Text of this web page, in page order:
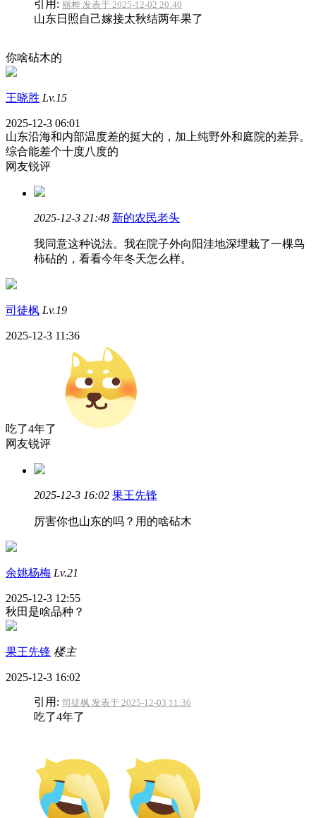
引用: 丽桦 发表于 2025-12-02 20:40
山东日照自己嫁接太秋结两年果了
你啥砧木的
王晓胜 Lv.15
2025-12-3 06:01
山东沿海和内部温度差的挺大的，加上纯野外和庭院的差异。
综合能差个十度八度的
网友锐评
2025-12-3 21:48 新的农民老头
我同意这种说法。我在院子外向阳洼地深埋栽了一棵鸟
柿砧的，看看今年冬天怎么样。
司徒枫 Lv.19
2025-12-3 11:36
吃了4年了
网友锐评
2025-12-3 16:02 果王先锋
厉害你也山东的吗？用的啥砧木
余姚杨梅 Lv.21
2025-12-3 12:55
秋田是啥品种？
果王先锋 楼主
2025-12-3 16:02
引用: 司徒枫 发表于 2025-12-03 11:36
吃了4年了